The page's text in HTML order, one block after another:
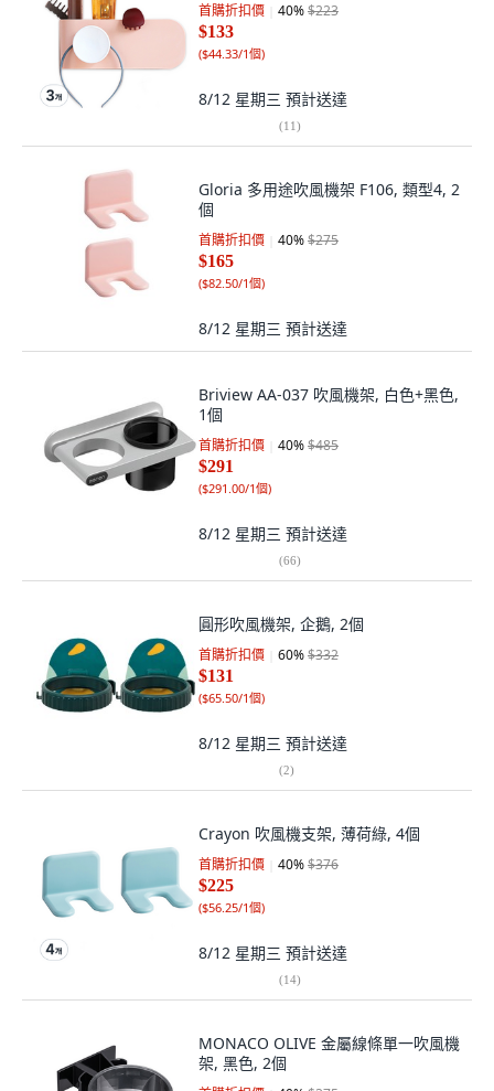
首購折扣價 40%$223
$133
($44.33/1個)
8/12 星期三 預計送達
(11)
Gloria 多用途吹風機架 F106, 類型4, 2
個
首購折扣價 40%$275
$165
($82.50/1個)
8/12 星期三 預計送達
Briview AA-037 吹風機架, 白色+黑色,
1個
首購折扣價 40%$485
$291
($291.00/1個)
8/12 星期三 預計送達
(66)
圓形吹風機架, 企鵝, 2個
首購折扣價 60%$332
$131
($65.50/1個)
8/12 星期三 預計送達
(2)
Crayon 吹風機支架, 薄荷綠, 4個
首購折扣價 40%$376
$225
($56.25/1個)
8/12 星期三 預計送達
(14)
MONACO OLIVE 金屬線條單一吹風機
架, 黑色, 2個